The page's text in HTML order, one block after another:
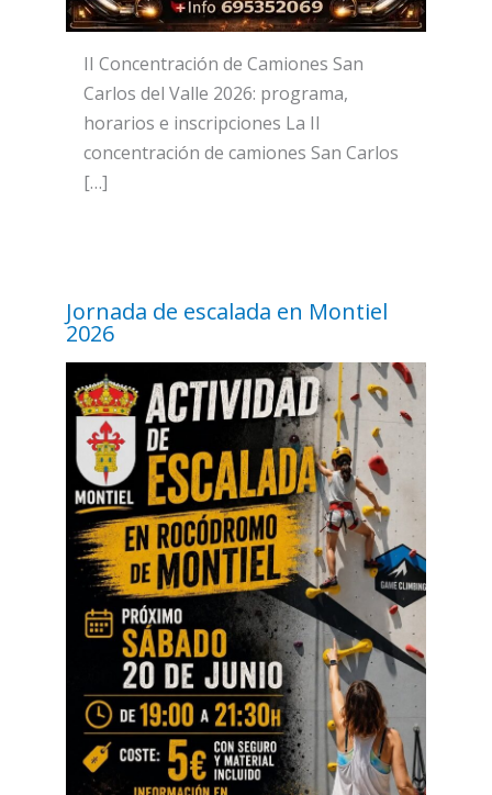
II Concentración de Camiones San
Carlos del Valle 2026: programa,
horarios e inscripciones La II
concentración de camiones San Carlos
[…]
Jornada de escalada en Montiel
2026